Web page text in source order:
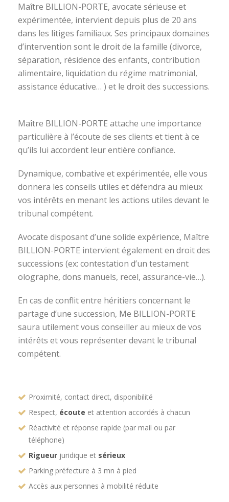
Maître BILLION-PORTE, avocate sérieuse et
expérimentée, intervient depuis plus de 20 ans
dans les litiges familiaux. Ses principaux domaines
d’intervention sont le droit de la famille (divorce,
séparation, résidence des enfants, contribution
alimentaire, liquidation du régime matrimonial,
assistance éducative… ) et le droit des successions.
Maître BILLION-PORTE attache une importance
particulière à l’écoute de ses clients et tient à ce
qu’ils lui accordent leur entière confiance.
Dynamique, combative et expérimentée, elle vous
donnera les conseils utiles et défendra au mieux
vos intérêts en menant les actions utiles devant le
tribunal compétent.
Avocate disposant d’une solide expérience, Maître
BILLION-PORTE intervient également en droit des
successions (ex: contestation d’un testament
olographe, dons manuels, recel, assurance-vie…).
En cas de conflit entre héritiers concernant le
partage d’une succession, Me BILLION-PORTE
saura utilement vous conseiller au mieux de vos
intérêts et vous représenter devant le tribunal
compétent.
Proximité, contact direct, disponibilité
Respect, écoute et attention accordés à chacun
Réactivité et réponse rapide (par mail ou par
téléphone)
Rigueur juridique et sérieux
Parking préfecture à 3 mn à pied
Accès aux personnes à mobilité réduite